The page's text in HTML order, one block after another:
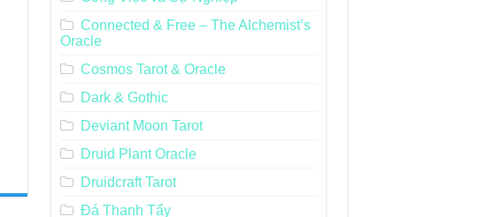
Connected & Free – The Alchemist’s
Oracle
Cosmos Tarot & Oracle
Dark & Gothic
Deviant Moon Tarot
Druid Plant Oracle
Druidcraft Tarot
Đá Thanh Tẩy